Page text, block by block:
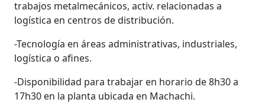
trabajos metalmecánicos, activ. relacionadas a
logística en centros de distribución.
-Tecnología en áreas administrativas, industriales,
logística o afines.
-Disponibilidad para trabajar en horario de 8h30 a
17h30 en la planta ubicada en Machachi.